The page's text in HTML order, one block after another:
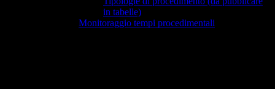
in tabelle)
Monitoraggio tempi procedimentali